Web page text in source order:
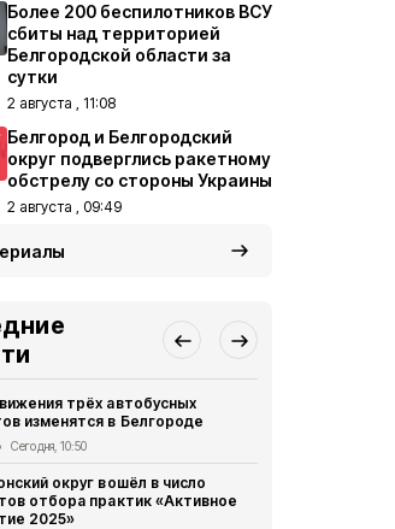
Более 200 беспилотников ВСУ
сбиты над территорией
Белгородской области за
сутки
2 августа , 11:08
Белгород и Белгородский
округ подверглись ракетному
обстрелу со стороны Украины
2 августа , 09:49
трёх автобусных
изменятся в Белгороде
Сегодня, 10:50
округ вошёл в число
отбора практик «Активное
2025»